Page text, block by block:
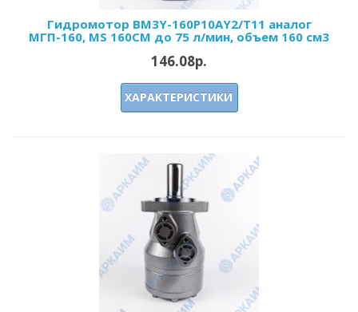
Гидромотор BM3Y-160P10AY2/T11 аналог
МГП-160, MS 160CM до 75 л/мин, объем 160 см3
146.08р.
ХАРАКТЕРИСТИКИ